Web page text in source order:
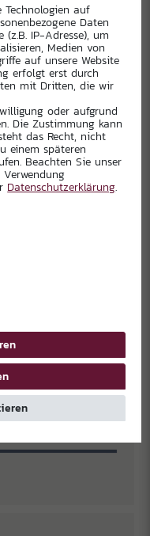
classic BFC Logo
€
Technologien auf
Daten
(z.B. IP-Adresse), um
Medien von
auf unsere Website
erfolgt erst durch
mit Dritten, die wir
oder aufgrund
Die Zustimmung kann
das Recht, nicht
einem späteren
Beachten Sie unser
Daten­schutz­erklärung.